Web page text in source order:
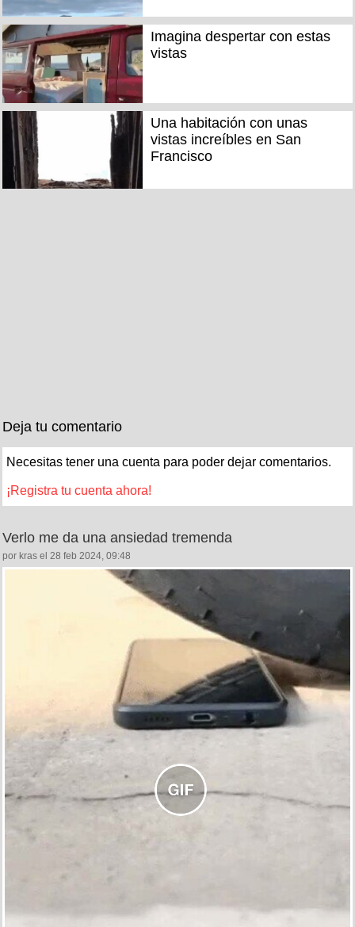
Imagina despertar con estas
vistas
Una habitación con unas
vistas increíbles en San
Francisco
Deja tu comentario
Necesitas tener una cuenta para poder dejar comentarios.
¡Registra tu cuenta ahora!
Verlo me da una ansiedad tremenda
por kras el 28 feb 2024, 09:48